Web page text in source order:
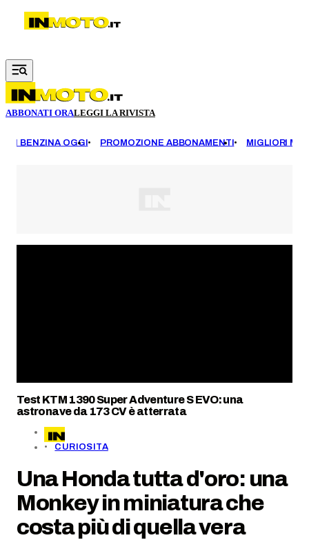
Vai al contenuto principale
ABBONATI ORALEGGI LA RIVISTA
BENZINA OGGI PROMOZIONE ABBONAMENTI MIGLIORI
Test KTM 1390 Super Adventure S EVO: una
astronave da 173 CV è atterrata
CURIOSITA
Una Honda tutta d'oro: una
Monkey in miniatura che
costa più di quella vera